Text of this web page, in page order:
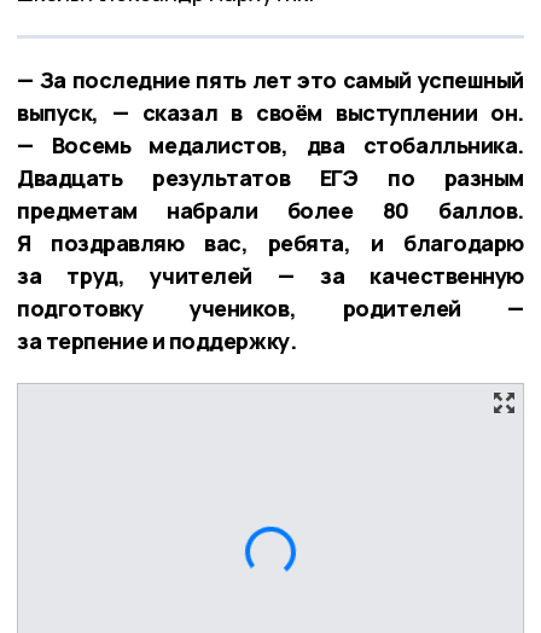
— За последние пять лет это самый успешный
выпуск, — сказал в своём выступлении он.
— Восемь медалистов, два стобалльника.
Двадцать результатов ЕГЭ по разным
предметам набрали более 80 баллов.
Я поздравляю вас, ребята, и благодарю
за труд, учителей — за качественную
подготовку учеников, родителей —
за терпение и поддержку.